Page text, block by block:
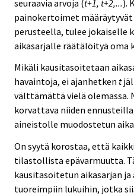
seuraavia arvoja (t+1, t+2,...).
painokertoimet
perusteella, tulee jokaiselle
aikasarjalle räätälöityä oma
Mikäli kausitasoitetaan
havaintoja, ei ajanhetken t
välttämättä vielä olemassa.
korvattava niiden
aineistolle muodostetun
On syytä korostaa, että
tilastollista epävarmuutta.
kausitasoitetun aikasarjan
tuoreimpiin lukuihin, jotka